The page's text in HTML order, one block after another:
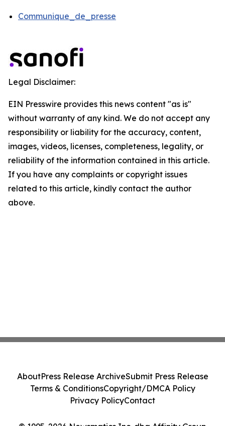
Communique_de_presse
Legal Disclaimer:
EIN Presswire provides this news content "as is"
without warranty of any kind. We do not accept any
responsibility or liability for the accuracy, content,
images, videos, licenses, completeness, legality, or
reliability of the information contained in this article.
If you have any complaints or copyright issues
related to this article, kindly contact the author
above.
AboutPress Release ArchiveSubmit Press Release
Terms & ConditionsCopyright/DMCA Policy
Privacy PolicyContact